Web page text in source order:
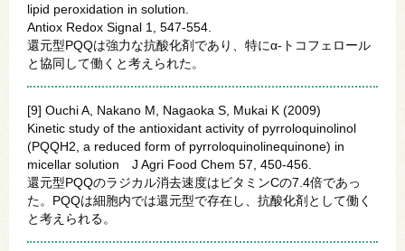
lipid peroxidation in solution.
Antiox Redox Signal 1, 547-554.
還元型PQQは強力な抗酸化剤であり、特にα-トコフェロール
と協同して働くと考えられた。
[9] Ouchi A, Nakano M, Nagaoka S, Mukai K (2009)
Kinetic study of the antioxidant activity of pyrroloquinolinol
(PQQH2, a reduced form of pyrroloquinolinequinone) in
micellar solution J Agri Food Chem 57, 450-456.
還元型PQQのラジカル消去速度はビタミンCの7.4倍であっ
た。PQQは細胞内では還元型で存在し、抗酸化剤として働く
と考えられる。